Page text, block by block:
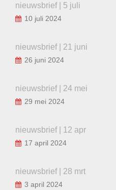
nieuwsbrief | 5 juli
10 juli 2024
nieuwsbrief | 21 juni
26 juni 2024
nieuwsbrief | 24 mei
29 mei 2024
nieuwsbrief | 12 apr
17 april 2024
nieuwsbrief | 28 mrt
3 april 2024